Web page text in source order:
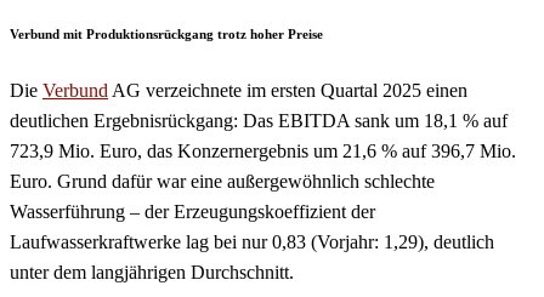
Verbund mit Produktionsrückgang trotz hoher Preise
Die Verbund AG verzeichnete im ersten Quartal 2025 einen
deutlichen Ergebnisrückgang: Das EBITDA sank um 18,1 % auf
723,9 Mio. Euro, das Konzernergebnis um 21,6 % auf 396,7 Mio.
Euro. Grund dafür war eine außergewöhnlich schlechte
Wasserführung – der Erzeugungskoeffizient der
Laufwasserkraftwerke lag bei nur 0,83 (Vorjahr: 1,29), deutlich
unter dem langjährigen Durchschnitt.